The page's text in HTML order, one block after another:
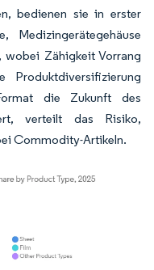
bedienen sie in erster
Medizingerätegehäuse
wobei Zähigkeit Vorrang
die Zukunft des
verteilt das Risiko,
Commodity-Artikeln.